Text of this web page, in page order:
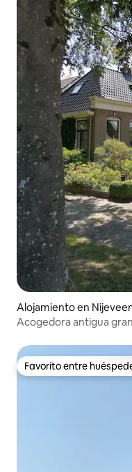
Alojamiento en
Acogedora antigua
Favorito entre
Favorito entre